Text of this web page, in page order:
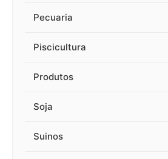
Pecuaria
Piscicultura
Produtos
Soja
Suinos